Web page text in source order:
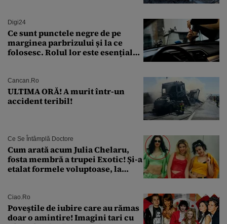
Digi24
Ce sunt punctele negre de pe
marginea parbrizului și la ce
folosesc. Rolul lor este esențial
Cancan.ro
ULTIMA ORĂ! A murit într-un
accident teribil!
Ce Se Întâmplă Doctore
Cum arată acum Julia Chelaru,
fosta membră a trupei Exotic! Și-a
etalat formele voluptoase, la
Ciao.ro
Poveştile de iubire care au rămas
doar o amintire! Imagini tari cu